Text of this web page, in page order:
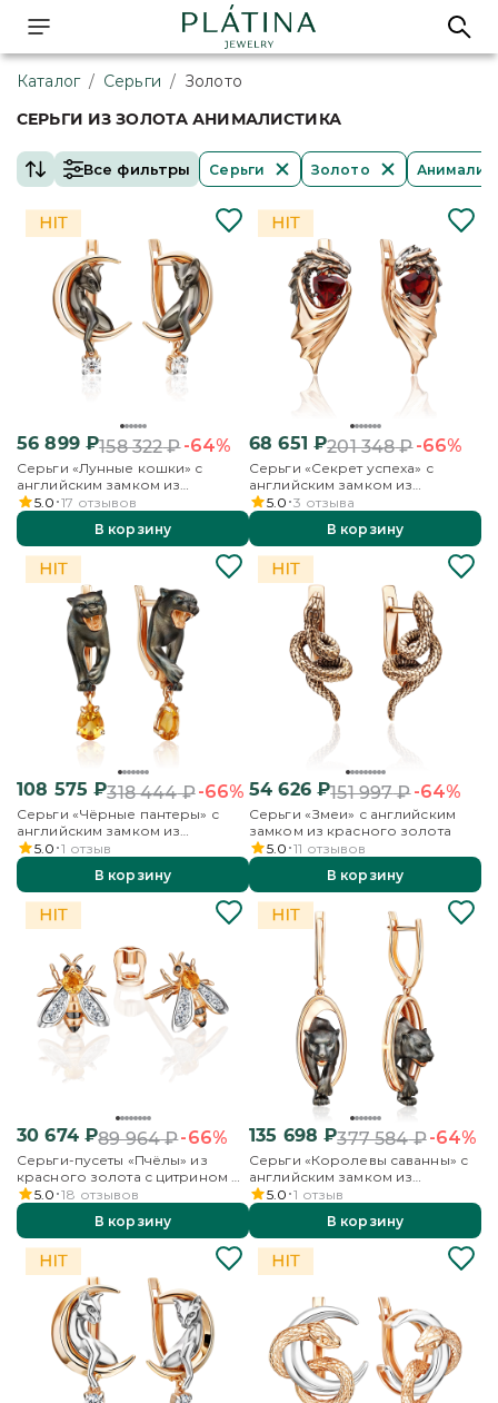
Каталог / Серьги / Золото
СЕРЬГИ ИЗ ЗОЛОТА АНИМАЛИСТИКА
Все фильтры Серьги Золото
56 899₽158 322₽-64%
Серьги «Лунные кошки» с
английским замком из
красного золота с фианитом
5.0 17 отзывов
В корзину
68 651 ₽201 348₽-66%
Серьги «Секрет успеха» с
английским замком из
красного золота с гранатом
5.0 3 отзыва
В корзину
108 575 ₽318 444₽-66%
Серьги «Чёрные пантеры» с
английским замком из
красного золота с цитрином
5.0 1 отзыв
В корзину
54 626₽151 997₽-64%
Серьги «Змеи» с английским
замком из красного золота
5.0 11 отзывов
В корзину
30 674₽89 964₽-66%
Серьги-пусеты «Пчёлы» из
красного золота с цитрином и
бесцветными топазами
5.0 18 отзывов
В корзину
135 698 ₽377 584₽-64%
Серьги «Королевы саванны» с
английским замком из
красного золота
5.0 1 отзыв
В корзину